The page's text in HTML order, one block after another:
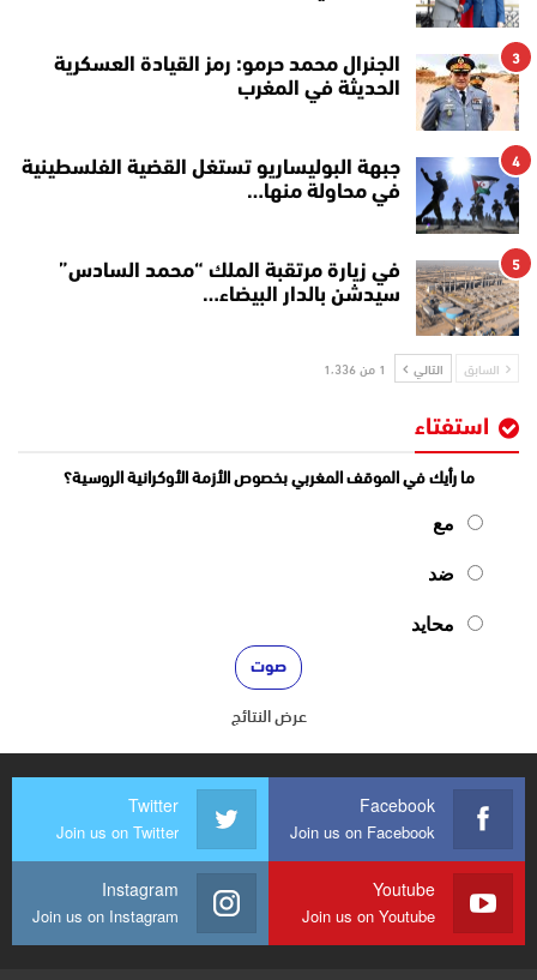
3
الجنرال محمد حرمو: رمز القيادة العسكرية
الحديثة في المغرب
4
جبهة البوليساريو تستغل القضية الفلسطينية
في محاولة منها…
5
في زيارة مرتقبة الملك “محمد السادس”
سيدشن بالدار البيضاء…
السابق التالي 1 من 1٬336
استفتاء
ما رأيك في الموقف المغربي بخصوص الأزمة الأوكرانية الروسية؟
مع
ضد
محايد
عرض النتائج
Facebook
Join us on Facebook
Twitter
Join us on Twitter
Youtube
Join us on Youtube
Instagram
Join us on Instagram